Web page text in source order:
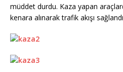
müddet durdu. Kaza yapan
kenara alınarak trafik akışı